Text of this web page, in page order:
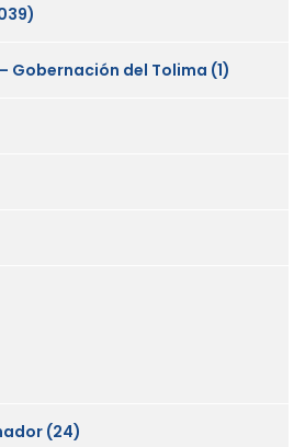
Gobernación del Tolima (1)
(24)